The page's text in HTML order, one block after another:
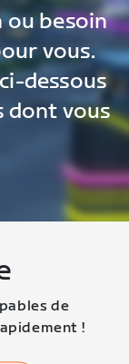
ou besoin
vous.
dessous
dont vous
de
!